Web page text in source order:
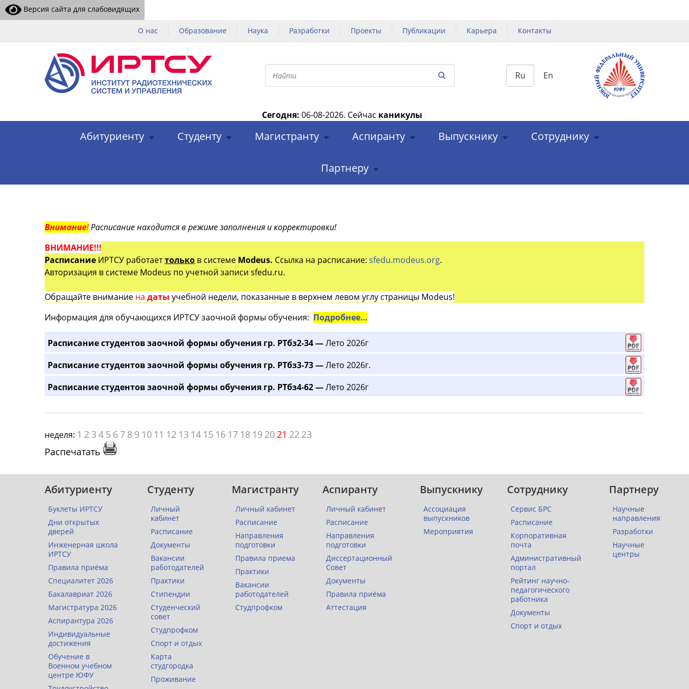
Версия сайта для слабовидящих
О нас Образование Наука Разработки Проекты Публикации Карьера Контакты
Ru En
Сегодня: 06-08-2026. Сейчас каникулы
Абитуриенту Студенту Магистранту Аспиранту Выпускнику Сотруднику
Партнеру
Внимание!Расписание находится в режиме заполнения и корректировки!
ВНИМАНИЕ!!!
Расписание ИРТСУ работаеттолько в системе Modeus. Ссылка на расписание: sfedu.modeus.org.
Авторизация в системе Modeus по учетной записи sfedu.ru.
Обращайте внимание на даты учебной недели, показанные в верхнем левом углу страницы Modeus!
Информация для обучающихся ИРТСУ заочной формы обучения: Подробнее…
Расписание студентов заочной формы обучения гр. РТбз2-34 —Лето 2026г
Расписание студентов заочной формы обучения гр. РТбз3-73 —Лето 2026г.
Расписание студентов заочной формы обучения гр. РТбз4-62 —Лето 2026г
неделя: 1 2 3 4 5 6 7 8 9 10 11 12 13 14 15 16 17 18 19 2021 22 23
Распечатать
Абитуриенту
Буклеты ИРТСУ
Дни открытых
дверей
Инженерная школа
ИРТСУ
Правила приёма
Специалитет 2026
Бакалавриат 2026
Магистратура 2026
Аспирантура 2026
Индивидуальные
достижения
Обучение в
Военном учебном
центре ЮФУ
Студенту
Личный
кабинет
Расписание
Документы
Вакансии
работодателей
Практики
Стипендии
Студенческий
совет
Студпрофком
Спорт и отдых
Карта
студгородка
Проживание
Магистранту
Личный кабинет
Расписание
Направления
подготовки
Правила приема
Практики
Вакансии
работодателей
Студпрофком
Аспиранту
Личный кабинет
Расписание
Направления
подготовки
Диссертационный
Совет
Документы
Правила приёма
Аттестация
Выпускнику
Ассоциация
выпускников
Мероприятия
Сотруднику
Сервис БРС
Расписание
Корпоративная
почта
Административный
портал
Рейтинг научно-
педагогического
работника
Документы
Спорт и отдых
Партнеру
Научные
направления
Разработки
Научные
центры